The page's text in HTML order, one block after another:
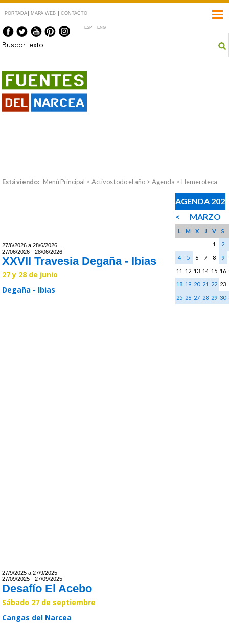
PORTADA MAPA WEB CONTACTO
ESP ENG
Fuentes del Narcea
Está viendo: Menú Principal > Activos todo el año > Agenda > Hemeroteca
AGENDA 2024
<
MARZO
L M X J V
S
1
2
4
5 6 7 8 9
11
12 13 14 15 16
18 19 20 21 22 23
25 26 27 28 29 30
27/6/2026 a 28/6/2026
27/06/2026 - 28/06/2026
XXVII Travesia Degaña - Ibias
27 y 28 de junio
Degaña - Ibias
27/9/2025 a 27/9/2025
27/09/2025 - 27/09/2025
Desafío El Acebo
Sábado 27 de septiembre
Cangas del Narcea